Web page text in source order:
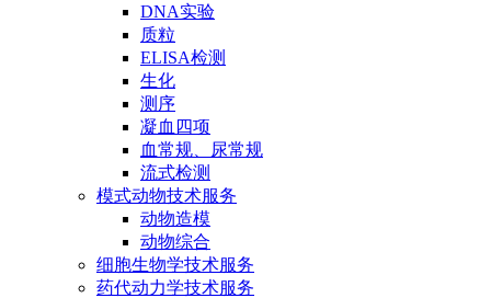
DNA实验
质粒
ELISA检测
生化
测序
凝血四项
血常规、尿常规
流式检测
模式动物技术服务
动物造模
动物综合
细胞生物学技术服务
药代动力学技术服务